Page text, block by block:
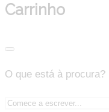
Carrinho
O que está à procura?